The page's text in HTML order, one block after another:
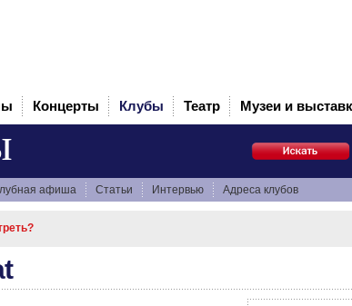
Концерты Клубы Театр Музеи и
афиша Статьи Интервью Адреса клубов